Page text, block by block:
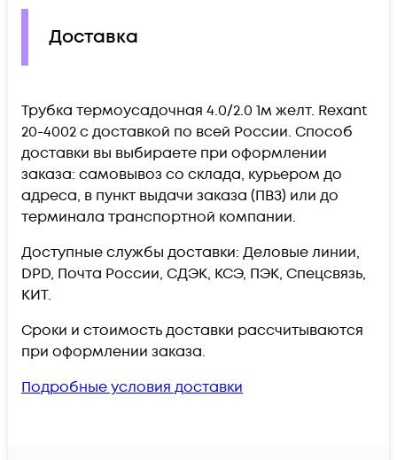
Доставка
Трубка термоусадочная 4.0/2.0 1м желт. Rexant
20-4002 c доставкой по всей России. Способ
доставки вы выбираете при оформлении
заказа: самовывоз со склада, курьером до
адреса, в пункт выдачи заказа (ПВЗ) или до
терминала транспортной компании.
Доступные службы доставки: Деловые линии,
DPD, Почта России, СДЭК, КСЭ, ПЭК, Спецсвязь,
КИТ.
Сроки и стоимость доставки рассчитываются
при оформлении заказа.
Подробные условия доставки